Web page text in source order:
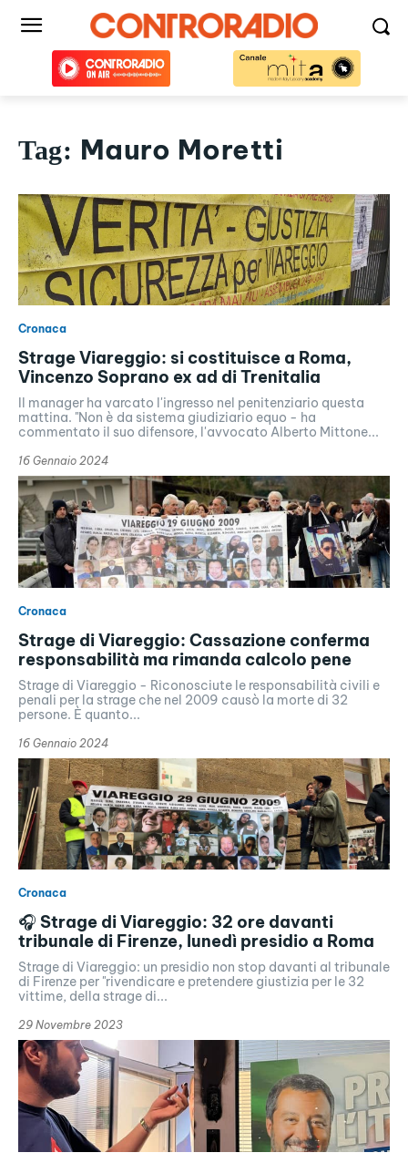
Tag: Mauro Moretti
Cronaca
Strage Viareggio: si costituisce a Roma,
Vincenzo Soprano ex ad di Trenitalia
Il manager ha varcato l'ingresso nel penitenziario questa
mattina. "Non è da sistema giudiziario equo - ha
commentato il suo difensore, l'avvocato Alberto Mittone...
16 Gennaio 2024
Cronaca
Strage di Viareggio: Cassazione conferma
responsabilità ma rimanda calcolo pene
Strage di Viareggio - Riconosciute le responsabilità civili e
penali per la strage che nel 2009 causò la morte di 32
persone. È quanto...
16 Gennaio 2024
Cronaca
🎧 Strage di Viareggio: 32 ore davanti
tribunale di Firenze, lunedì presidio a Roma
Strage di Viareggio: un presidio non stop davanti al tribunale
di Firenze per "rivendicare e pretendere giustizia per le 32
vittime, della strage di...
29 Novembre 2023